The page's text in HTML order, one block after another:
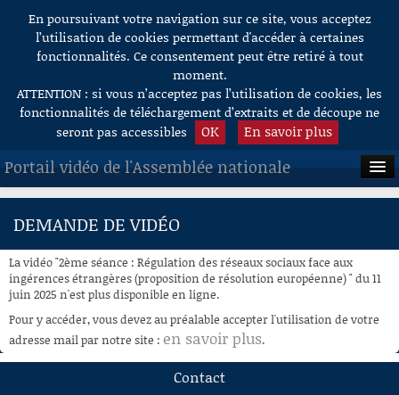
Aller au contenu
En poursuivant votre navigation sur ce site, vous acceptez
l’utilisation de cookies permettant d'accéder à certaines
fonctionnalités. Ce consentement peut être retiré à tout
moment.
ATTENTION : si vous n’acceptez pas l’utilisation de cookies, les
fonctionnalités de téléchargement d’extraits et de découpe ne
seront pas accessibles
OK En savoir plus
Portail vidéo de l'Assemblée nationale
ACCUEIL
À LA DEMANDE
RECHERCHE
AIDE À LA DÉCOUPE
DE VIDÉOS
DEMANDE DE VIDÉO
La vidéo "2ème séance : Régulation des réseaux sociaux face aux
ingérences étrangères (proposition de résolution européenne) " du 11
juin 2025 n'est plus disponible en ligne.
Pour y accéder, vous devez au préalable accepter l'utilisation de votre
adresse mail par notre site : en savoir plus.
Contact